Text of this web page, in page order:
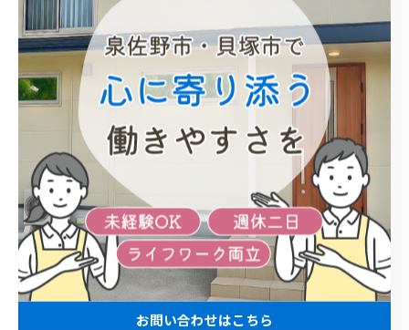
弘の会エイド♪『朝から、お腹減った〜大興奮！ 』
タグ Tags
入居者募集 スタッフ 重度 障害者
泉佐野市 グループホーム 行動援護
​居宅介護 正社員 アルバイト
パート 週休二日 資格取得支援制度
お問い合わせはこちら